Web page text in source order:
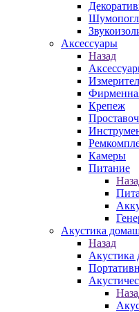
Аксессуары
Назад
Крепеж
Камеры
Питание
Акустика
Назад
Акустика